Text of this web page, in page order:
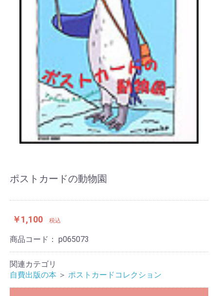
ポストカードの動物園
￥1,100 税込
商品コード： p065073
関連カテゴリ
自費出版の本 ＞ ポストカードコレクション